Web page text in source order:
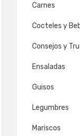
Carnes
Cocteles y
Consejos y
Ensaladas
Guisos
Legumbres
Mariscos